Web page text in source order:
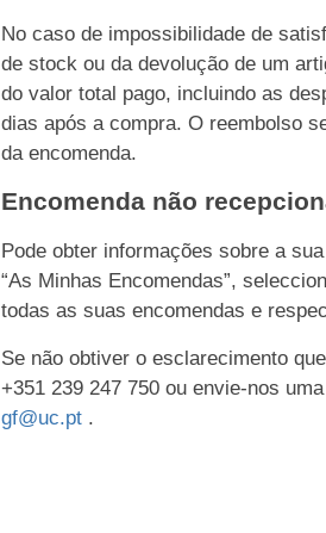
No caso de impossibilidade de
de stock ou da devolução de um
do valor total pago, incluindo as
dias após a compra. O reembolso
da encomenda.
Encomenda não
Pode obter informações sobre a
“As Minhas Encomendas”,
todas as suas encomendas e
Se não obtiver o esclarecimento
+351 239 247 750 ou envie-nos
gf@uc.pt .